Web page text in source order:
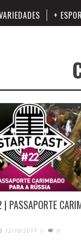
+
PASSAPORTE
12/10/2017 / 0